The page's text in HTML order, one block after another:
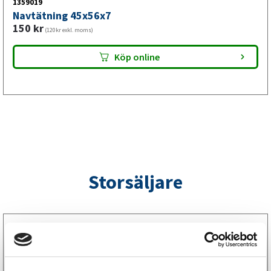
1359019
Navtätning 45x56x7
150 kr (120kr exkl. moms)
Köp online
Storsäljare
LGF Skylt Självhäftande
238kr(190kr exkl. moms)